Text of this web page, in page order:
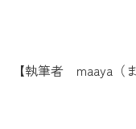
【執筆者 maaya（